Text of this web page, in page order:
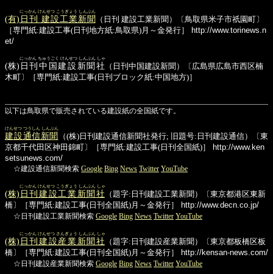
(有) 日刊 建設工業新聞
にっかん けんせつ こうぎょう しんぶん
（日刊 建設工業新聞）〔鳥取県米子市祇園町〕
［専門紙:建設工事(日刊地方紙:鳥取県)月～金発行］
http://www.torinews.n
et/
(株) 日刊中国建設新聞社
にっかん ちゅうごく けんせつ しんぶん しゃ
（日刊中国建設新聞）〔広島県広島市西区楠
木町〕［専門紙:建設工事(日刊ブロック紙:中国地方)］
以下は鳥取県で販売されている建設紙の全国紙です。
建設通信新聞
けんせつ つうしん しんぶん
（(株)日刊建設通信新聞社発行; 旧題号:日刊建設通信）〔東
京都千代田区神田錦町〕［専門紙:建設工事(日刊全国紙)］
http://www.ken
setsunews.com/
☆建設通信新聞検索 Google Bing News Twitter YouTube
(株) 日刊建設工業新聞社
にっかん けんせつ こうぎょう しんぶん しゃ
（題字:日刊建設工業新聞）〔東京都港区東新
橋〕［専門紙:建設工事(日刊全国紙)月～金発行］
http://www.decn.co.jp/
☆日刊建設工業新聞検索 Google Bing News Twitter YouTube
(株) 日刊建設産業新聞社
にっかん けんせつ さんぎょう しんぶん しゃ
（題字:日刊建設産業新聞）〔東京都板橋区板
橋〕［専門紙:建設工事(日刊全国紙)月～金発行］
http://kensan-news.com/
☆日刊建設産業新聞検索 Google Bing News Twitter YouTube